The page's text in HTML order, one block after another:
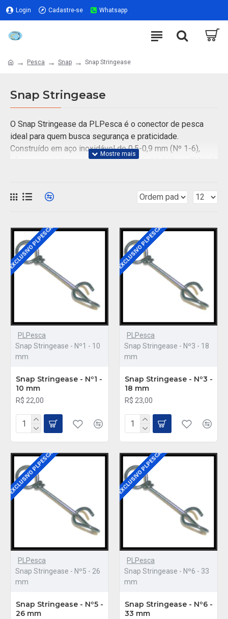
Login Cadastre-se Whatsapp
Pesca Snap Snap Stringease
Snap Stringease
O Snap Stringease da PLPesca é o conector de pesca
ideal para quem busca segurança e praticidade.
Construído em aço inoxidável de 0,5-0,9 mm (Nº 1-6),
oferece resistência impressionante de 26,4 libras (12 kg)
extremamente fácil, basta um movimento para prender a
preto óxido e comprimento de 1 cm combinam discrição e
funcionalidade. Adquira já o Snap Stringease e tenha um
acessório confiável para suas aventuras de pesca!
EXCLUSIVO PLPESCA
PLPesca
Snap Stringease - Nº1 - 10
mm
Snap Stringease - Nº1 -
10 mm
R$ 22,00
EXCLUSIVO PLPESCA
PLPesca
Snap Stringease - Nº3 - 18
mm
Snap Stringease - Nº3 -
18 mm
R$ 23,00
EXCLUSIVO PLPESCA
PLPesca
Snap Stringease - Nº5 - 26
mm
Snap Stringease - Nº5 -
26 mm
EXCLUSIVO PLPESCA
PLPesca
Snap Stringease - Nº6 - 33
mm
Snap Stringease - Nº6 -
33 mm